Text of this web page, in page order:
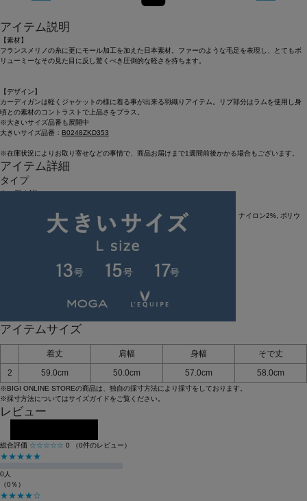
アイテム説明
【素材】
フランスメリノの糸に更にモール加工を加えた日本素材。ファーのような毛足を表現し、とてもボ
リューミーなその見た目に反し驚くべき圧倒的な軽さを持ちます。
【デザイン】
カーディガンは軽くジャケットの様に着る事が出来る羽織りアイテム。リブ部分はラムを使用し身
頃との素材のコントラストで上品さをプラス。
※大きいサイズ品番も展開中
大きいサイズ品番： B0248ZKD353
※在庫状況によりお取り寄せなどの事情で、商品お届けまで1週間前後かかる場合もございます。
アイテム詳細
タイプ
カーディガン
毛83%, ポリエステル17% 前立て・袖口・裾・ポケット口リブ部分：毛97%, ナイロン2%, ポリウ
お手入れについてはこちら
アイテムサイズ
着丈 肩幅 身幅
そで丈
2
59.0cm 50.0cm 57.0cm 58.0cm
※BIGI ONLINE STOREの商品は、独自の採寸方法により採寸をしております。
※採寸方法についてはサイズガイドをご覧ください。
レビュー
総合評価 ☆☆☆☆☆ 0 （0件のレビュー）
★★★★★
0人
（0％）
★★★★☆